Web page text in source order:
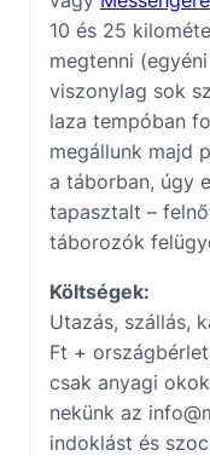
10 és 25
megtenni
viszonylag sok
laza tempóban
megállunk majd
a táborban, úgy
tapasztalt –
táborozók
Költségek:
Utazás, szállás,
Ft +
csak anyagi
nekünk az
indoklást és